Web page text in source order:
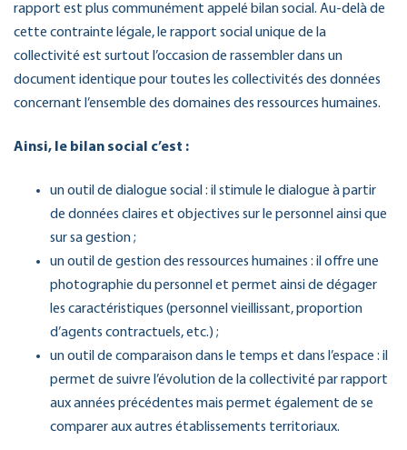
rapport est plus communément appelé bilan social. Au-delà de
cette contrainte légale, le rapport social unique de la
collectivité est surtout l’occasion de rassembler dans un
document identique pour toutes les collectivités des données
concernant l’ensemble des domaines des ressources humaines.
Ainsi, le bilan social c’est :
un outil de dialogue social : il stimule le dialogue à partir
de données claires et objectives sur le personnel ainsi que
sur sa gestion ;
un outil de gestion des ressources humaines : il offre une
photographie du personnel et permet ainsi de dégager
les caractéristiques (personnel vieillissant, proportion
d’agents contractuels, etc.) ;
un outil de comparaison dans le temps et dans l’espace : il
permet de suivre l’évolution de la collectivité par rapport
aux années précédentes mais permet également de se
comparer aux autres établissements territoriaux.